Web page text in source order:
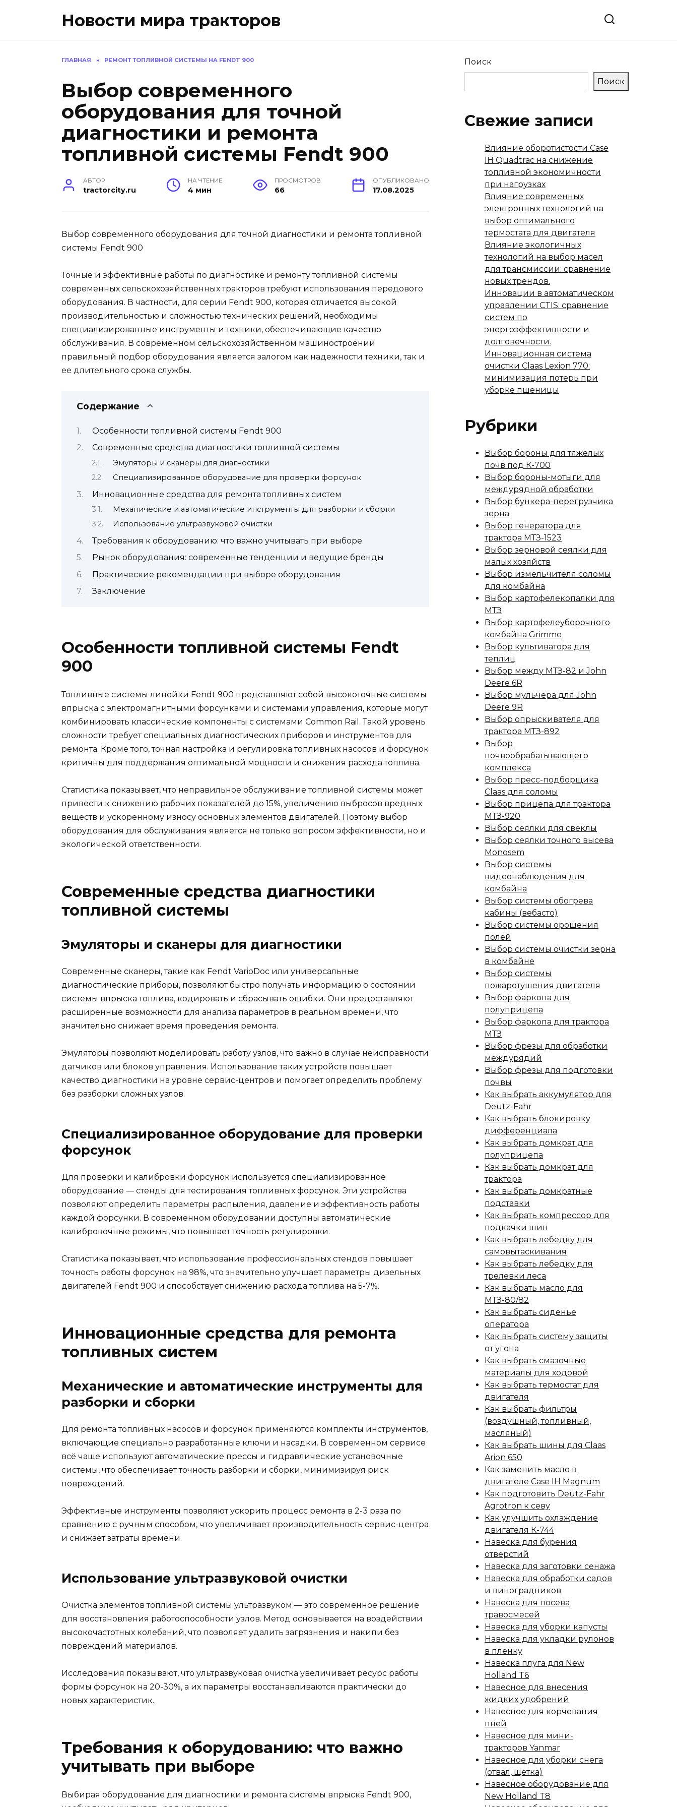
Новости мира тракторов
ГЛАВНАЯ » РЕМОНТ ТОПЛИВНОЙ СИСТЕМЫ НА FENDT 900
Выбор современного
оборудования для точной
диагностики и ремонта
топливной системы Fendt 900
АВТОР
tractorcity.ru
НА ЧТЕНИЕ
4 мин
ПРОСМОТРОВ
66
ОПУБЛИКОВАНО
17.08.2025
Выбор современного оборудования для точной диагностики и ремонта топливной
системы Fendt 900
Точные и эффективные работы по диагностике и ремонту топливной системы
современных сельскохозяйственных тракторов требуют использования передового
оборудования. В частности, для серии Fendt 900, которая отличается высокой
производительностью и сложностью технических решений, необходимы
специализированные инструменты и техники, обеспечивающие качество
обслуживания. В современном сельскохозяйственном машиностроении
правильный подбор оборудования является залогом как надежности техники, так и
ее длительного срока службы.
Содержание
Особенности топливной системы Fendt 900
Современные средства диагностики топливной системы
Эмуляторы и сканеры для диагностики
Специализированное оборудование для проверки форсунок
Инновационные средства для ремонта топливных систем
Механические и автоматические инструменты для разборки и сборки
Использование ультразвуковой очистки
Требования к оборудованию: что важно учитывать при выборе
Рынок оборудования: современные тенденции и ведущие бренды
Практические рекомендации при выборе оборудования
Заключение
Особенности топливной системы Fendt
900
Топливные системы линейки Fendt 900 представляют собой высокоточные системы
впрыска с электромагнитными форсунками и системами управления, которые могут
комбинировать классические компоненты с системами Common Rail. Такой уровень
сложности требует специальных диагностических приборов и инструментов для
ремонта. Кроме того, точная настройка и регулировка топливных насосов и форсунок
критичны для поддержания оптимальной мощности и снижения расхода топлива.
Статистика показывает, что неправильное обслуживание топливной системы может
привести к снижению рабочих показателей до 15%, увеличению выбросов вредных
веществ и ускоренному износу основных элементов двигателей. Поэтому выбор
оборудования для обслуживания является не только вопросом эффективности, но и
экологической ответственности.
Современные средства диагностики
топливной системы
Эмуляторы и сканеры для диагностики
Современные сканеры, такие как Fendt VarioDoc или универсальные
диагностические приборы, позволяют быстро получать информацию о состоянии
системы впрыска топлива, кодировать и сбрасывать ошибки. Они предоставляют
расширенные возможности для анализа параметров в реальном времени, что
значительно снижает время проведения ремонта.
Эмуляторы позволяют моделировать работу узлов, что важно в случае неисправности
датчиков или блоков управления. Использование таких устройств повышает
качество диагностики на уровне сервис-центров и помогает определить проблему
без разборки сложных узлов.
Специализированное оборудование для проверки
форсунок
Для проверки и калибровки форсунок используется специализированное
оборудование — стенды для тестирования топливных форсунок. Эти устройства
позволяют определить параметры распыления, давление и эффективность работы
каждой форсунки. В современном оборудовании доступны автоматические
калибровочные режимы, что повышает точность регулировки.
Статистика показывает, что использование профессиональных стендов повышает
точность работы форсунок на 98%, что значительно улучшает параметры дизельных
двигателей Fendt 900 и способствует снижению расхода топлива на 5-7%.
Инновационные средства для ремонта
топливных систем
Механические и автоматические инструменты для
разборки и сборки
Для ремонта топливных насосов и форсунок применяются комплекты инструментов,
включающие специально разработанные ключи и насадки. В современном сервисе
всё чаще используют автоматические прессы и гидравлические установочные
системы, что обеспечивает точность разборки и сборки, минимизируя риск
повреждений.
Эффективные инструменты позволяют ускорить процесс ремонта в 2-3 раза по
сравнению с ручным способом, что увеличивает производительность сервис-центра
и снижает затраты времени.
Использование ультразвуковой очистки
Очистка элементов топливной системы ультразвуком — это современное решение
для восстановления работоспособности узлов. Метод основывается на воздействии
высокочастотных колебаний, что позволяет удалить загрязнения и накипи без
повреждений материалов.
Исследования показывают, что ультразвуковая очистка увеличивает ресурс работы
формы форсунок на 20-30%, а их параметры восстанавливаются практически до
новых характеристик.
Требования к оборудованию: что важно
учитывать при выборе
Выбирая оборудование для диагностики и ремонта системы впрыска Fendt 900,
Поиск
Поиск
Свежие записи
Влияние оборотистости Case
IH Quadtrac на снижение
топливной экономичности
при нагрузках
Влияние современных
электронных технологий на
выбор оптимального
термостата для двигателя
Влияние экологичных
технологий на выбор масел
для трансмиссии: сравнение
новых трендов.
Инновации в автоматическом
управлении CTIS: сравнение
систем по
энергоэффективности и
долговечности.
Инновационная система
очистки Claas Lexion 770:
минимизация потерь при
уборке пшеницы
Рубрики
Выбор бороны для тяжелых
почв под К-700
Выбор бороны-мотыги для
междурядной обработки
Выбор бункера-перегрузчика
зерна
Выбор генератора для
трактора МТЗ-1523
Выбор зерновой сеялки для
малых хозяйств
Выбор измельчителя соломы
для комбайна
Выбор картофелекопалки для
МТЗ
Выбор картофелеуборочного
комбайна Grimme
Выбор культиватора для
теплиц
Выбор между МТЗ-82 и John
Deere 6R
Выбор мульчера для John
Deere 9R
Выбор опрыскивателя для
трактора МТЗ-892
Выбор
почвообрабатывающего
комплекса
Выбор пресс-подборщика
Claas для соломы
Выбор прицепа для трактора
МТЗ-920
Выбор сеялки для свеклы
Выбор сеялки точного высева
Monosem
Выбор системы
видеонаблюдения для
комбайна
Выбор системы обогрева
кабины (вебасто)
Выбор системы орошения
полей
Выбор системы очистки зерна
в комбайне
Выбор системы
пожаротушения двигателя
Выбор фаркопа для
полуприцепа
Выбор фаркопа для трактора
МТЗ
Выбор фрезы для обработки
междурядий
Выбор фрезы для подготовки
почвы
Как выбрать аккумулятор для
Deutz-Fahr
Как выбрать блокировку
дифференциала
Как выбрать домкрат для
полуприцепа
Как выбрать домкрат для
трактора
Как выбрать домкратные
подставки
Как выбрать компрессор для
подкачки шин
Как выбрать лебедку для
самовытаскивания
Как выбрать лебедку для
трелевки леса
Как выбрать масло для
МТЗ-80/82
Как выбрать сиденье
оператора
Как выбрать систему защиты
от угона
Как выбрать смазочные
материалы для ходовой
Как выбрать термостат для
двигателя
Как выбрать фильтры
(воздушный, топливный,
масляный)
Как выбрать шины для Claas
Arion 650
Как заменить масло в
двигателе Case IH Magnum
Как подготовить Deutz-Fahr
Agrotron к севу
Как улучшить охлаждение
двигателя К-744
Навеска для бурения
отверстий
Навеска для заготовки сенажа
Навеска для обработки садов
и виноградников
Навеска для посева
травосмесей
Навеска для уборки капусты
Навеска для укладки рулонов
в пленку
Навеска плуга для New
Holland T6
Навесное для внесения
жидких удобрений
Навесное для корчевания
пней
Навесное для мини-
тракторов Yanmar
Навесное для уборки снега
(отвал, щетка)
Навесное оборудование для
New Holland T8